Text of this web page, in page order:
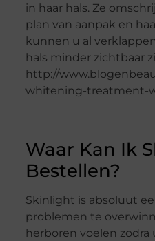
in haar hals. Ze
plan van aanpak en
kunnen u al
hals minder zichtbaar
http://
whitening-treatment-
Waar Kan Ik
Bestellen?
Skinlight is absoluut
problemen te
herboren voelen